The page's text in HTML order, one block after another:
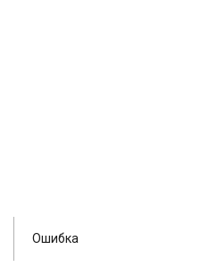
Ошибка